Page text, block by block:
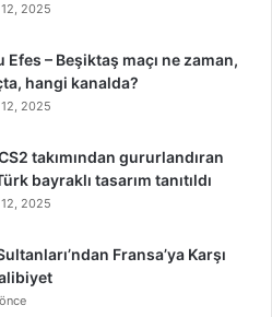
2025
Efes – Beşiktaş maçı ne zaman,
hangi kanalda?
2025
takımından gururlandıran
bayraklı tasarım tanıtıldı
2025
Fransa’ya Karşı